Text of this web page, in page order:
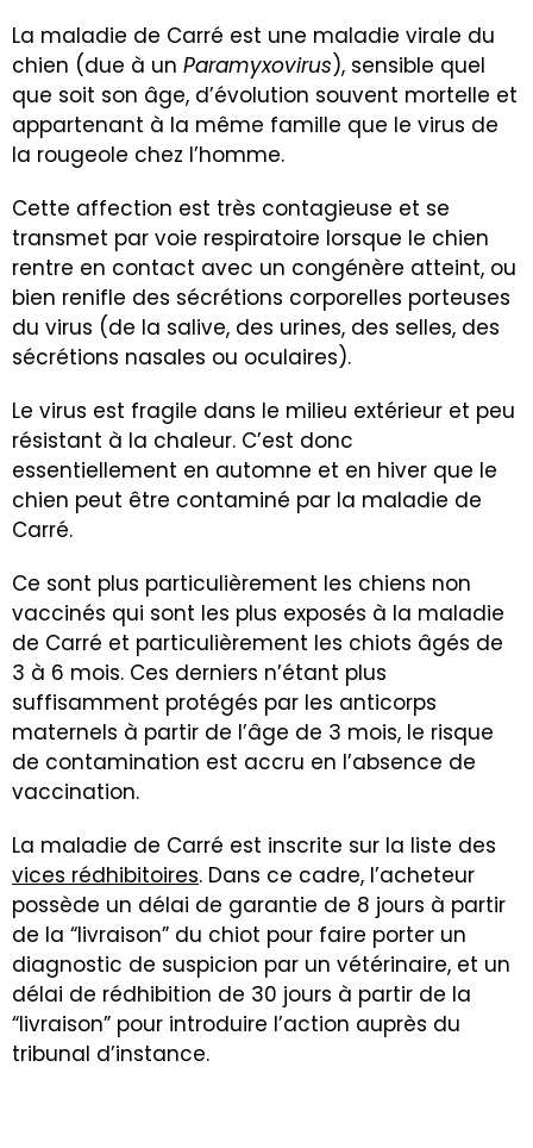
La maladie de Carré est une maladie virale du
chien (due à un Paramyxovirus), sensible quel
que soit son âge, d’évolution souvent mortelle et
appartenant à la même famille que le virus de
la rougeole chez l’homme.
Cette affection est très contagieuse et se
transmet par voie respiratoire lorsque le chien
rentre en contact avec un congénère atteint, ou
bien renifle des sécrétions corporelles porteuses
du virus (de la salive, des urines, des selles, des
sécrétions nasales ou oculaires).
Le virus est fragile dans le milieu extérieur et peu
résistant à la chaleur. C’est donc
essentiellement en automne et en hiver que le
chien peut être contaminé par la maladie de
Carré.
Ce sont plus particulièrement les chiens non
vaccinés qui sont les plus exposés à la maladie
de Carré et particulièrement les chiots âgés de
3 à 6 mois. Ces derniers n’étant plus
suffisamment protégés par les anticorps
maternels à partir de l’âge de 3 mois, le risque
de contamination est accru en l’absence de
vaccination.
La maladie de Carré est inscrite sur la liste des
vices rédhibitoires. Dans ce cadre, l’acheteur
possède un délai de garantie de 8 jours à partir
de la “livraison” du chiot pour faire porter un
diagnostic de suspicion par un vétérinaire, et un
délai de rédhibition de 30 jours à partir de la
“livraison” pour introduire l’action auprès du
tribunal d’instance.